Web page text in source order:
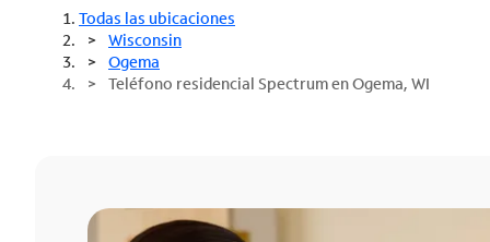
Todas las ubicaciones
Wisconsin
Ogema
Teléfono residencial Spectrum en Ogema, WI